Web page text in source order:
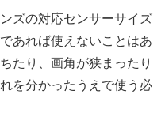
ズの対応センサーサイズ
あれば使えないことはあ
たり、画角が狭まったり
を分かったうえで使う必